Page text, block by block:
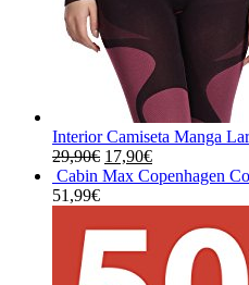
Interior Camiseta Manga
29,90€ El
precio
29,90€.
17,90€El
precio
17,90€.
Cabin Max Copenhagen
51,99€